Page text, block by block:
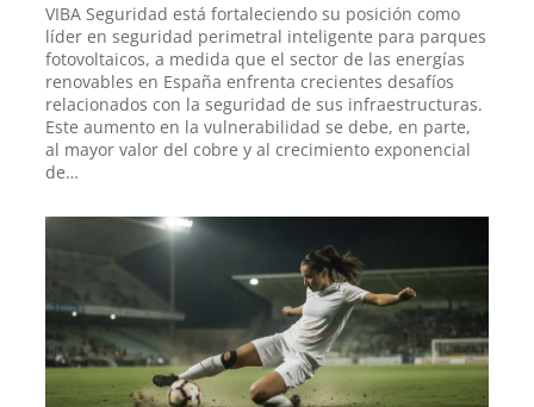
VIBA Seguridad está fortaleciendo su posición como
líder en seguridad perimetral inteligente para parques
fotovoltaicos, a medida que el sector de las energías
renovables en España enfrenta crecientes desafíos
relacionados con la seguridad de sus infraestructuras.
Este aumento en la vulnerabilidad se debe, en parte,
al mayor valor del cobre y al crecimiento exponencial
de…